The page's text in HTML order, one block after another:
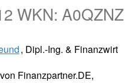
WKN: A0QZNZ
, Dipl.-Ing. & Finanzwirt
Finanzpartner.DE,